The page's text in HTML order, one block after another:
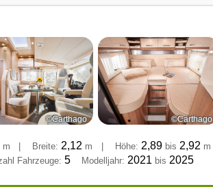
©Carthago ©Carthago
m Breite: 2,12 m Höhe: 2,89 bis 2,92 m
Fahrzeuge: 5 Modelljahr: 2021 bis 2025